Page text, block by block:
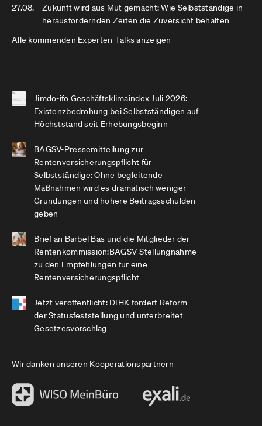
27.08.
Zukunft wird aus Mut gemacht: Wie Selbstständige in
herausfordernden Zeiten die Zuversicht behalten
Alle kommenden Experten-Talks anzeigen
Jimdo-ifo Geschäftsklimaindex Juli 2026:
Existenzbedrohung bei Selbstständigen auf
Höchststand seit Erhebungsbeginn
BAGSV-Pressemitteilung zur
Rentenversicherungspflicht für
Selbstständige: Ohne begleitende
Maßnahmen wird es dramatisch weniger
Gründungen und höhere Beitragsschulden
geben
Brief an Bärbel Bas und die Mitglieder der
Rentenkommission:BAGSV-Stellungnahme
zu den Empfehlungen für eine
Rentenversicherungspflicht
Jetzt veröffentlicht: DIHK fordert Reform
der Statusfeststellung und unterbreitet
Gesetzesvorschlag
Wir danken unseren Kooperationspartnern